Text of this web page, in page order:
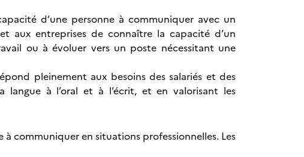
d’une personne à communiquer avec un
aux entreprises de connaître la capacité d’un
ou à évoluer vers un poste nécessitant une
pleinement aux besoins des salariés et des
à l’oral et à l’écrit, et en valorisant les
communiquer en situations professionnelles. Les